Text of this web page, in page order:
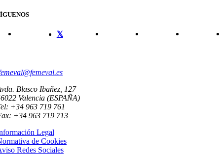
Blasco Ibañez, 127
Valencia (ESPAÑA)
+34 963 719 761
+34 963 719 713
Legal
de Cookies
Redes Sociales